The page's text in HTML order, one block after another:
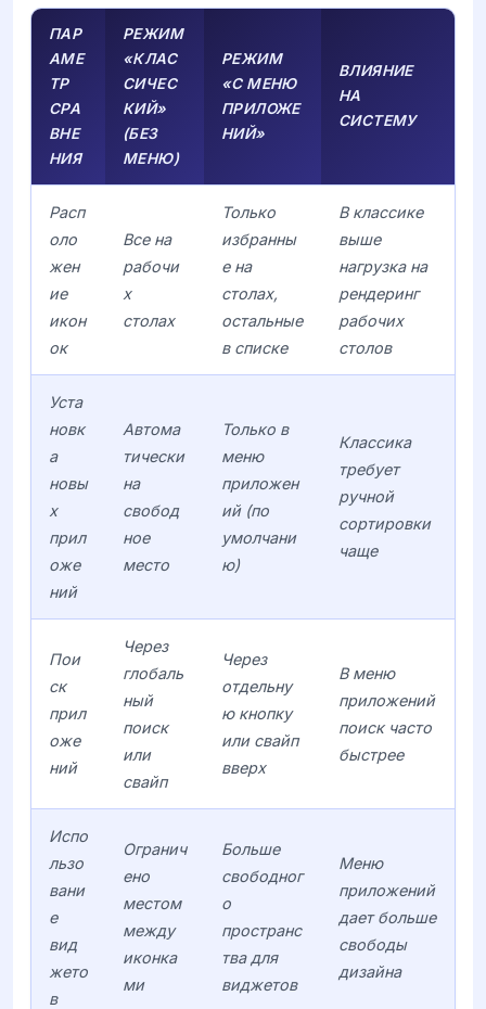
ПАР
АМЕ
ТР
СРА
ВНЕ
НИЯ
РЕЖИМ
«КЛАС
СИЧЕС
КИЙ»
(БЕЗ
МЕНЮ)
РЕЖИМ
«С МЕНЮ
ПРИЛОЖЕ
НИЙ»
ВЛИЯНИЕ
НА
СИСТЕМУ
Расп
оло
жен
ие
икон
ок
Все на
рабочи
х
столах
Только
избранны
е на
столах,
остальные
в списке
В классике
выше
нагрузка на
рендеринг
рабочих
столов
Уста
новк
а
новы
х
прил
оже
ний
Автома
тически
на
свобод
ное
место
Только в
меню
приложен
ий (по
умолчани
ю)
Классика
требует
ручной
сортировки
чаще
Пои
ск
прил
оже
ний
Через
глобаль
ный
поиск
или
свайп
Через
отдельну
ю кнопку
или свайп
вверх
В меню
приложений
поиск часто
быстрее
Испо
льзо
вани
е
вид
жето
в
Огранич
ено
местом
между
иконка
ми
Больше
свободног
о
пространс
тва для
виджетов
Меню
приложений
дает больше
свободы
дизайна